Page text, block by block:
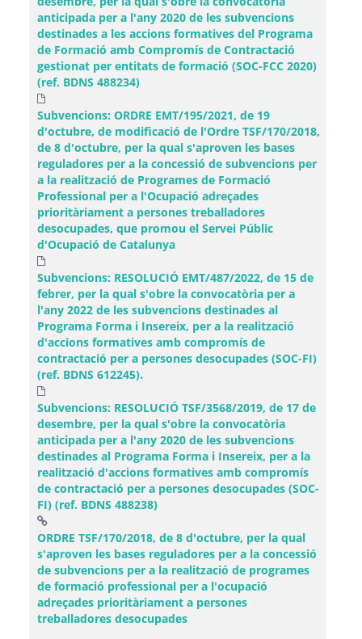
anticipada per a l'any 2020 de les subvencions
destinades a les accions formatives del Programa
de Formació amb Compromís de Contractació
gestionat per entitats de formació (SOC-FCC 2020)
(ref. BDNS 488234)
Subvencions: ORDRE EMT/195/2021, de 19
d'octubre, de modificació de l'Ordre TSF/170/2018,
de 8 d'octubre, per la qual s'aproven les bases
reguladores per a la concessió de subvencions per
a la realització de Programes de Formació
Professional per a l'Ocupació adreçades
prioritàriament a persones treballadores
desocupades, que promou el Servei Públic
d'Ocupació de Catalunya
Subvencions: RESOLUCIÓ EMT/487/2022, de 15 de
febrer, per la qual s'obre la convocatòria per a
l'any 2022 de les subvencions destinades al
Programa Forma i Insereix, per a la realització
d'accions formatives amb compromís de
contractació per a persones desocupades (SOC-FI)
(ref. BDNS 612245).
Subvencions: RESOLUCIÓ TSF/3568/2019, de 17 de
desembre, per la qual s'obre la convocatòria
anticipada per a l'any 2020 de les subvencions
destinades al Programa Forma i Insereix, per a la
realització d'accions formatives amb compromís
de contractació per a persones desocupades (SOC-
FI) (ref. BDNS 488238)
ORDRE TSF/170/2018, de 8 d'octubre, per la qual
s'aproven les bases reguladores per a la concessió
de subvencions per a la realització de programes
de formació professional per a l'ocupació
adreçades prioritàriament a persones
treballadores desocupades(Obre una finestra nova)